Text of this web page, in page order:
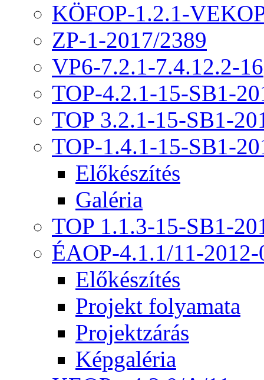
KÖFOP-1.2.1-
ZP-1-2017/2389
VP6-7.2.1-7.4.12.2-16
TOP-4.2.1-15-SB1-
TOP 3.2.1-15-SB1-
TOP-1.4.1-15-SB1-
Előkészítés
Galéria
TOP 1.1.3-15-SB1-
ÉAOP-4.1.1/11-2012-
Előkészítés
Projekt folyamata
Projektzárás
Képgaléria